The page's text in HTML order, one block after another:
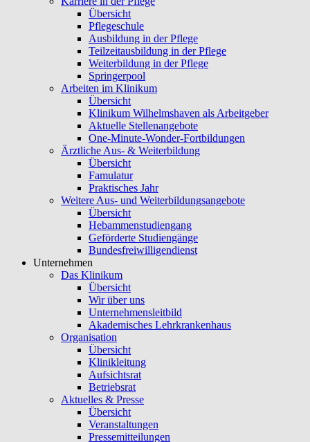
Übersicht
Pflegeschule
Ausbildung in der Pflege
Teilzeitausbildung in der Pflege
Weiterbildung in der Pflege
Springerpool
Arbeiten im Klinikum
Übersicht
Klinikum Wilhelmshaven als Arbeitgeber
Aktuelle Stellenangebote
One-Minute-Wonder-Fortbildungen
Ärztliche Aus- & Weiterbildung
Übersicht
Famulatur
Praktisches Jahr
Weitere Aus- und Weiterbildungsangebote
Übersicht
Hebammenstudiengang
Geförderte Studiengänge
Bundesfreiwilligendienst
Unternehmen
Das Klinikum
Übersicht
Wir über uns
Unternehmensleitbild
Akademisches Lehrkrankenhaus
Organisation
Übersicht
Klinikleitung
Aufsichtsrat
Betriebsrat
Aktuelles & Presse
Übersicht
Veranstaltungen
Pressemitteilungen